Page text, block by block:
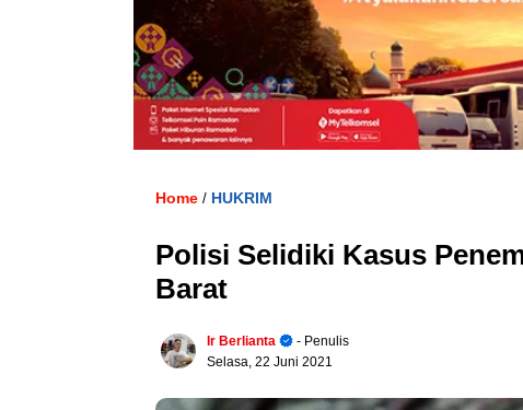
Home / HUKRIM
Polisi Selidiki Kasus
Barat
Ir Berlianta
- Penulis
Selasa, 22 Juni 2021